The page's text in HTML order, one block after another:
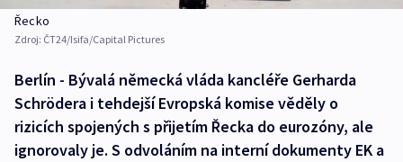
Řecko
Zdroj: ČT24/Isifa/Capital Pictures
Berlín - Bývalá německá vláda kancléře Gerharda
Schrödera i tehdejší Evropská komise věděly o
rizicích spojených s přijetím Řecka do eurozóny, ale
ignorovaly je. S odvoláním na interní dokumenty EK a